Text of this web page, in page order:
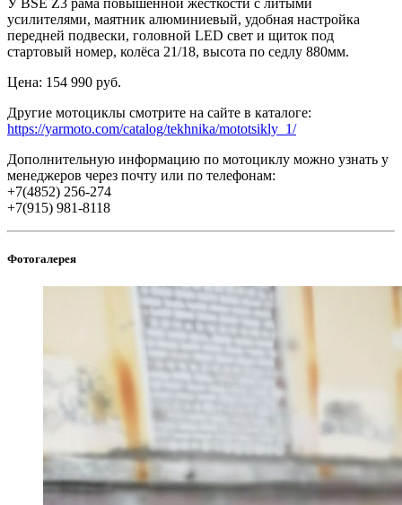
усилителями, маятник алюминиевый, удобная настройка
передней подвески, головной LЕD свет и щиток под
стартовый номер, колёса 21/18, высота по седлу 880мм.
Цена: 154 990 руб.
Другие мотоциклы смотрите на сайте в каталоге:
https://yarmoto.com/catalog/tekhnika/mototsikly_1/
Дополнительную информацию по мотоциклу можно узнать у
менеджеров через почту или по телефонам:
+7(4852) 256-274
+7(915) 981-8118
Фотогалерея